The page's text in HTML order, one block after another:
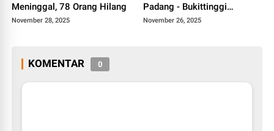
Meninggal, 78 Orang Hilang
November 28, 2025
Padang - Bukittinggi
Tersendat
November 26, 2025
KOMENTAR 0